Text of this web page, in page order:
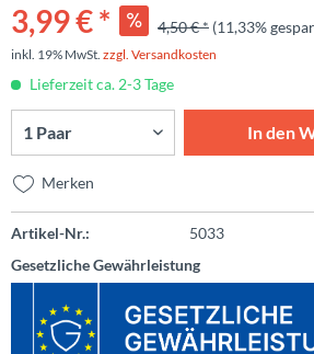
3,99 € * 4,50 € * (11,33%
inkl. 19% MwSt. zzgl. Versandkosten
Lieferzeit ca. 2-3 Tage
In den
Merken
Artikel-Nr.:
5033
Gesetzliche Gewährleistung